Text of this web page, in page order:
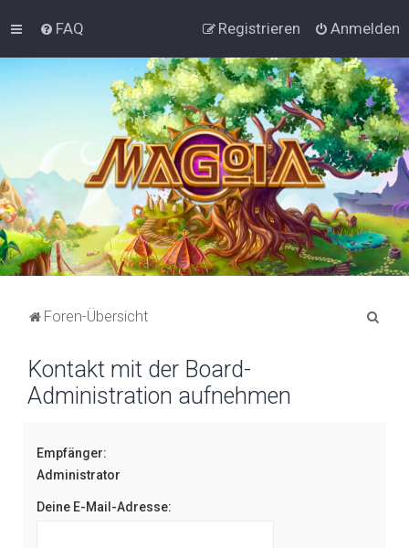
FAQ Anmelden
Registrieren
Foren-Übersicht
Kontakt mit der Board-
Administration aufnehmen
Empfänger:
Administrator
Deine E-Mail-Adresse: